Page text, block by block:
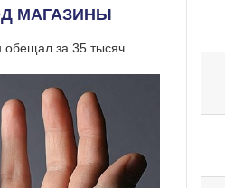
МАГАЗИНЫ
обещал за 35 тысяч